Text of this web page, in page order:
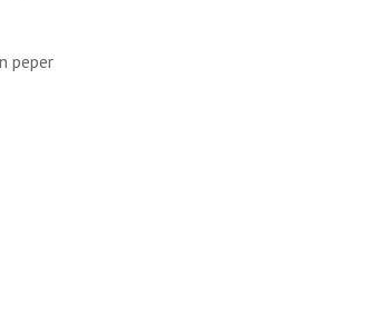
peper